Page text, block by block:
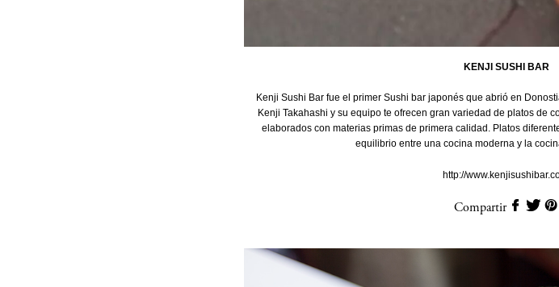
KENJI SUSHI BAR
Kenji Sushi Bar fue el primer Sushi bar japonés que abrió en
Kenji Takahashi y su equipo te ofrecen gran variedad de platos de
elaborados con materias primas de primera calidad. Platos
equilibrio entre una cocina moderna y la
http://
Compartir